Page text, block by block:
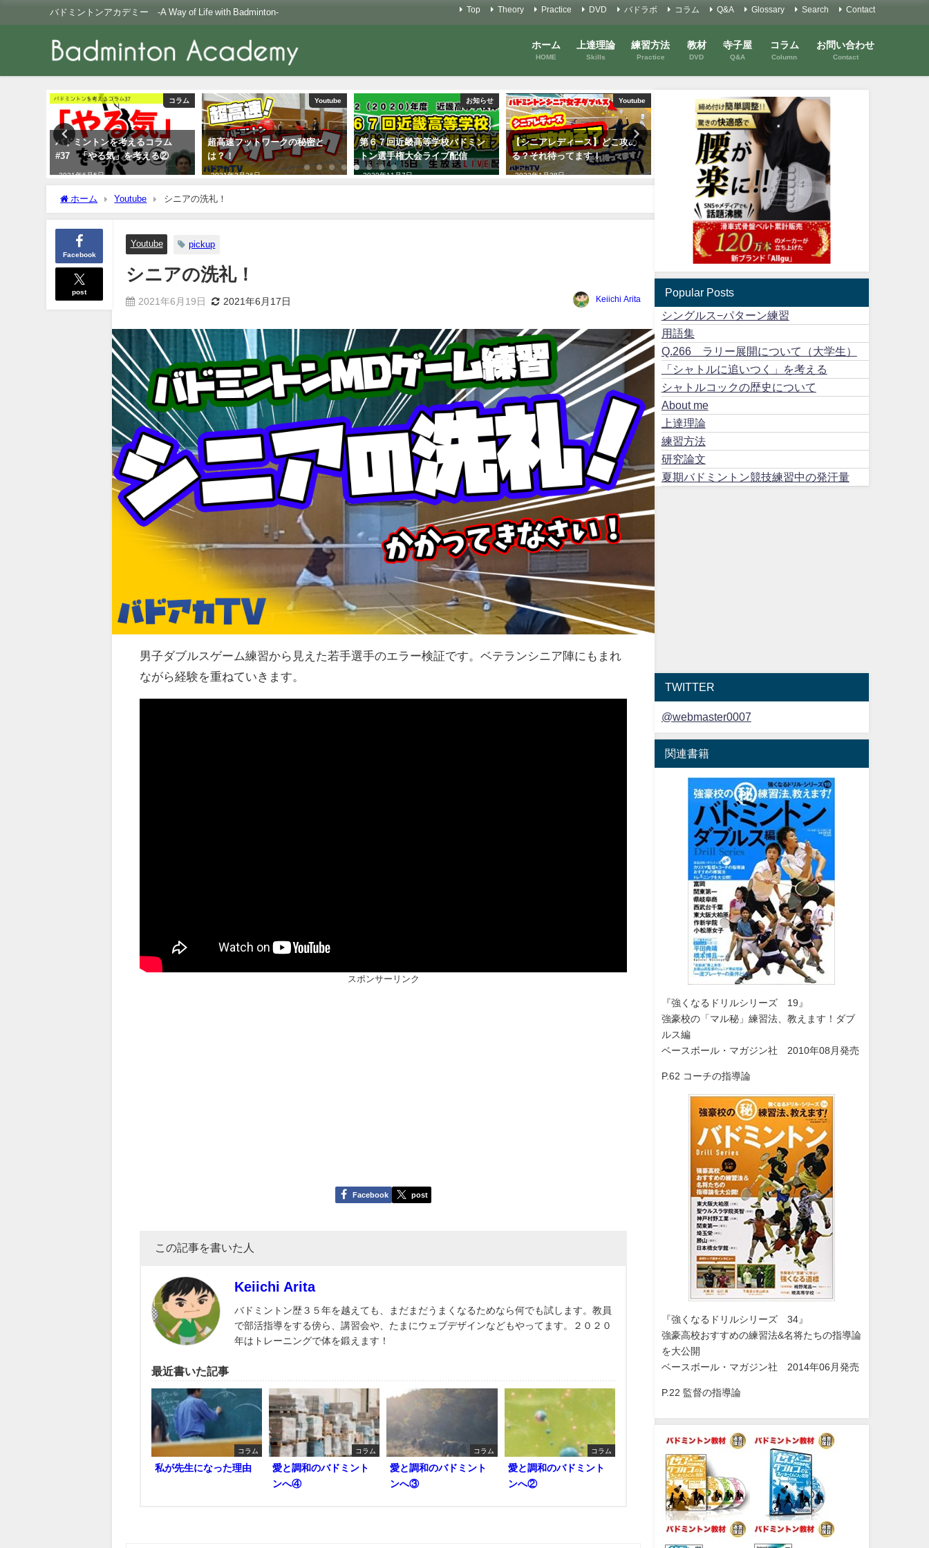
バドミントンアカデミー -A Way of Life with Badminton- Top Theory Practice DVD バドラボ コラム Q&A Glossary Search Contact
ホーム
HOME
上達理論
Skills
練習方法
Practice
教材
DVD
寺子屋
Q&A
コラム
Column
お問い合わせ
Contact
Youtube
超高速フットワークの秘密と
は？！
2021年3月26日
お知らせ
第６７回近畿高等学校バドミン
トン選手権大会ライブ配信
2020年11月7日
Youtube
【シニアレディース】どこ攻め
る？それ待ってます！
2023年1月28日
Youtube
バドミントンレッスン#4 ステ
ップを制せ！早くなるフットワ
ーク！
Youtube
「待つ」が速い！？
2022年5月8日
前衛の位置は？前すぎ？
ぎ？
2022年8月11日
ホーム Youtube シニアの洗礼！
Facebook
post
Youtube pickup
シニアの洗礼！
2021年6月19日 2021年6月17日 Keiichi Arita
男子ダブルスゲーム練習から見えた若手選手のエラー検証です。ベテランシニア陣にもまれ
ながら経験を重ねていきます。
スポンサーリンク
Facebook post
この記事を書いた人
Keiichi Arita
バドミントン歴３５年を越えても、まだまだうまくなるためなら何でも試します。教員
で部活指導をする傍ら、講習会や、たまにウェブデザインなどもやってます。２０２０
年はトレーニングで体を鍛えます！
最近書いた記事
コラム
私が先生になった理由
コラム
愛と調和のバドミント
ンへ④
コラム
愛と調和のバドミント
ンへ③
コラム
愛と調和のバドミント
ンへ②
Popular Posts
シングルス−パターン練習
用語集
Q.266 ラリー展開について（大学生）
「シャトルに追いつく」を考える
シャトルコックの歴史について
About me
上達理論
練習方法
研究論文
夏期バドミントン競技練習中の発汗量
TWITTER
@webmaster0007
関連書籍
『強くなるドリルシリーズ 19』
強豪校の「マル秘」練習法、教えます！ダブ
ルス編
ベースボール・マガジン社 2010年08月発売
P.62 コーチの指導論
『強くなるドリルシリーズ 34』
強豪高校おすすめの練習法&名将たちの指導論
を大公開
ベースボール・マガジン社 2014年06月発売
P.22 監督の指導論